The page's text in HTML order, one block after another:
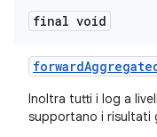
final void
forward
Inoltra tutti i log a
supportano i risultati